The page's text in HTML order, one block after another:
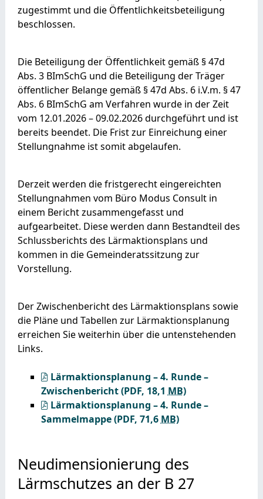
zugestimmt und die Öffentlichkeitsbeteiligung
beschlossen.
Die Beteiligung der Öffentlichkeit gemäß § 47d
Abs. 3 BImSchG und die Beteiligung der Träger
öffentlicher Belange gemäß § 47d Abs. 6 i.V.m. § 47
Abs. 6 BImSchG am Verfahren wurde in der Zeit
vom 12.01.2026 – 09.02.2026 durchgeführt und ist
bereits beendet. Die Frist zur Einreichung einer
Stellungnahme ist somit abgelaufen.
Derzeit werden die fristgerecht eingereichten
Stellungnahmen vom Büro Modus Consult in
einem Bericht zusammengefasst und
aufgearbeitet. Diese werden dann Bestandteil des
Schlussberichts des Lärmaktionsplans und
kommen in die Gemeinderatssitzung zur
Vorstellung.
Der Zwischenbericht des Lärmaktionsplans sowie
die Pläne und Tabellen zur Lärmaktionsplanung
erreichen Sie weiterhin über die untenstehenden
Links.
Lärmaktionsplanung – 4. Runde –
Zwischenbericht(PDF, 18,1 MB)
Lärmaktionsplanung – 4. Runde –
Sammelmappe(PDF, 71,6 MB)
Neudimensionierung des
Lärmschutzes an der B 27